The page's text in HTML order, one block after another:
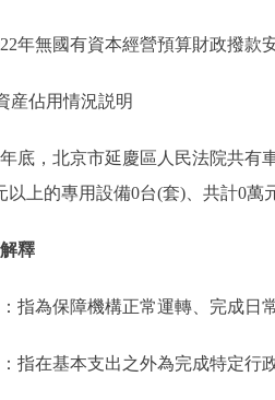
無國有資本經營預算財政撥款
佔用情況説明
，北京市延慶區人民法院共有車
以上的專用設備0台(套)、共計0萬
釋
為保障機構正常運轉、完成日
在基本支出之外為完成特定行